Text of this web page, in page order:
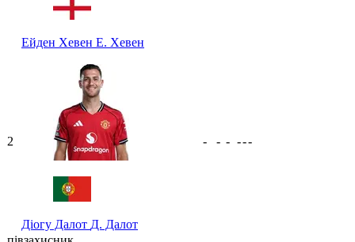
Ейден Хевен Е. Хевен
2
Діогу Далот Д. Далот
- - - ---